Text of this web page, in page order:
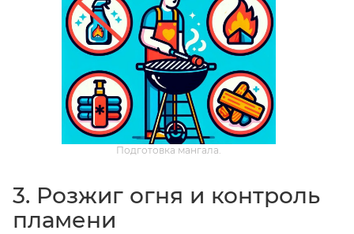
Подготовка мангала.
3. Розжиг огня и контроль
пламени